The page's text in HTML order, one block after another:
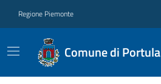
Regione Piemonte
Comune di Portula